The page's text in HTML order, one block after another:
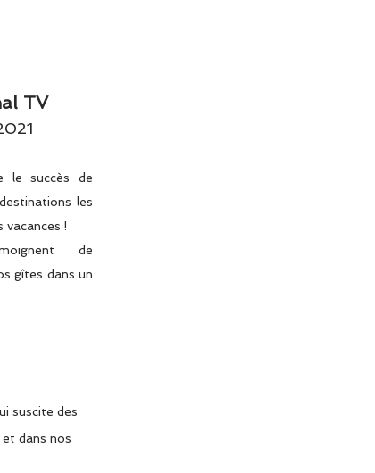
TV
le succès de
les
vacances !
de
gîtes dans un
suscite des
dans nos